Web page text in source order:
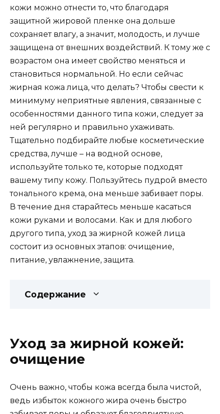
кожи можно отнести то, что благодаря
защитной жировой пленке она дольше
сохраняет влагу, а значит, молодость, и лучше
защищена от внешних воздействий. К тому же с
возрастом она имеет свойство меняться и
становиться нормальной. Но если сейчас
жирная кожа лица, что делать? Чтобы свести к
минимуму неприятные явления, связанные с
особенностями данного типа кожи, следует за
ней регулярно и правильно ухаживать.
Тщательно подбирайте любые косметические
средства, лучше – на водной основе,
используйте только те, которые подходят
вашему типу кожу. Пользуйтесь пудрой вместо
тонального крема, она меньше забивает поры.
В течение дня старайтесь меньше касаться
кожи руками и волосами. Как и для любого
другого типа, уход за жирной кожей лица
состоит из основных этапов: очищение,
питание, увлажнение, защита.
Содержание
Уход за жирной кожей:
очищение
Очень важно, чтобы кожа всегда была чистой,
ведь избыток кожного жира очень быстро